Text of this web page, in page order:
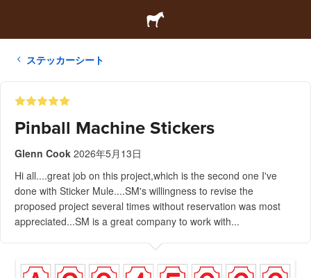
ステッカーシート
Pinball Machine Stickers
Glenn Cook 2026年5月13日
Hi all....great job on this project,which is the second one I've
done with Sticker Mule....SM's willingness to revise the
proposed project several times without reservation was most
appreciated...SM is a great company to work with...